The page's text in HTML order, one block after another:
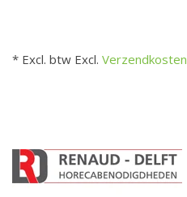
* Excl. btw Excl. Verzendkosten